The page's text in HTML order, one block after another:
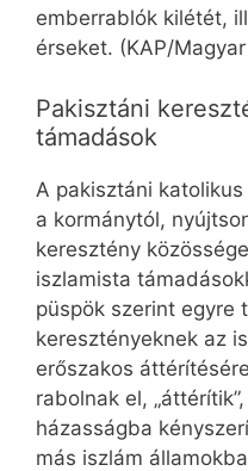
emberrablók kilétét,
érseket. (KAP/
Pakisztáni
támadások
A pakisztáni
a kormánytól,
keresztény
iszlamista
püspök szerint egyre
keresztényeknek az
erőszakos
rabolnak el,
házasságba
más iszlám